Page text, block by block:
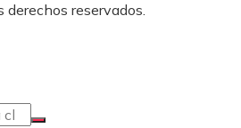
reservados.